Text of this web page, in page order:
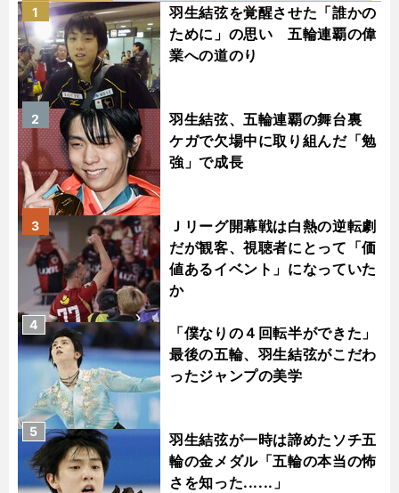
羽生結弦を覚醒させた「誰かの
ために」の思い 五輪連覇の偉
業への道のり
1
羽生結弦、五輪連覇の舞台裏
ケガで欠場中に取り組んだ「勉
強」で成長
2
Ｊリーグ開幕戦は白熱の逆転劇
だが観客、視聴者にとって「価
値あるイベント」になっていた
か
3
「僕なりの４回転半ができた」
最後の五輪、羽生結弦がこだわ
ったジャンプの美学
4
羽生結弦が一時は諦めたソチ五
輪の金メダル「五輪の本当の怖
さを知った......」
5